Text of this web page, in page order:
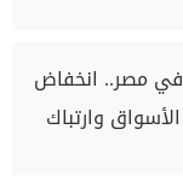
مصر.. انخفاض
وارتباك